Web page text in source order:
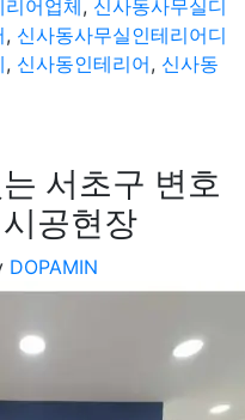
어업체, 신사동사무실디
, 신사동사무실인테리어디
, 신사동인테리어, 신사동
서초구 변호
공현장
DOPAMIN